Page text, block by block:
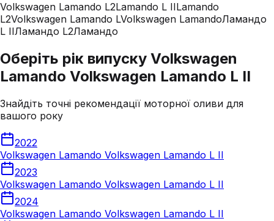
Volkswagen Lamando L2Lamando L IILamando
L2Volkswagen Lamando LVolkswagen LamandoЛамандо
L IIЛамандо L2Ламандо
Оберіть рік випуску Volkswagen
Lamando Volkswagen Lamando L II
Знайдіть точні рекомендації моторної оливи для
вашого року
2022
Volkswagen Lamando Volkswagen Lamando L II
2023
Volkswagen Lamando Volkswagen Lamando L II
2024
Volkswagen Lamando Volkswagen Lamando L II